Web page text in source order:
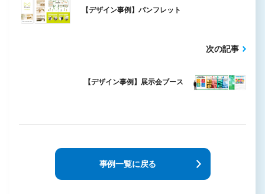
【デザイン事例】パンフレット
次の記事
【デザイン事例】展示会ブース
事例一覧に戻る